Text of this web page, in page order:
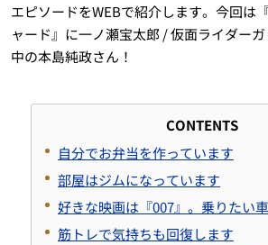
エピソードをWEBで紹介します。今回は
ャード』に一ノ瀬宝太郎 / 仮面ライダー
中の本島純政さん！
CONTENTS
自分でお弁当を作っています
部屋はジムになっています
好きな映画は『007』。乗りたい
筋トレで気持ちも回復します